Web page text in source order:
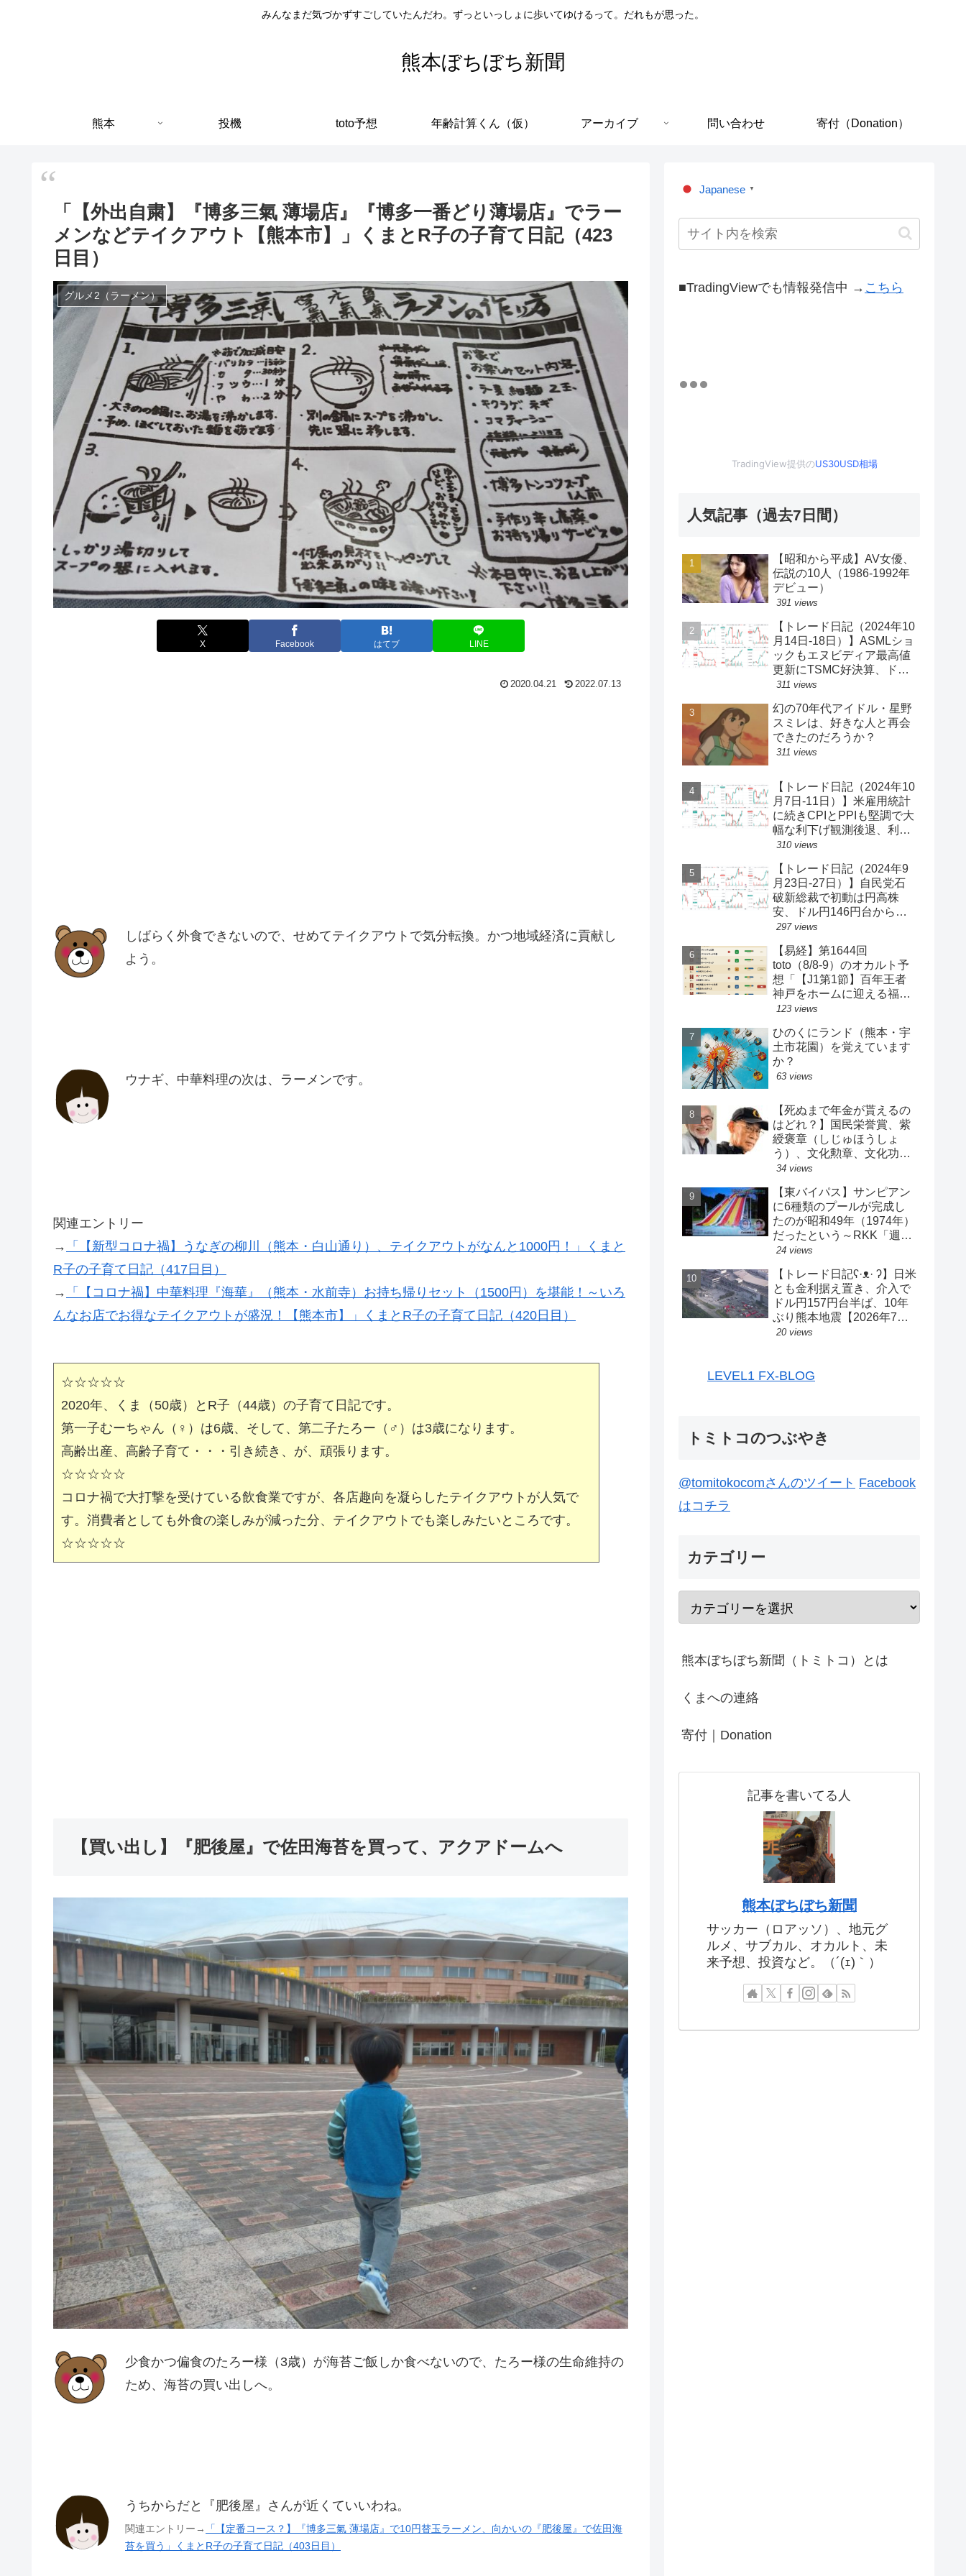
みんなまだ気づかずすごしていたんだわ。ずっといっしょに歩いてゆけるって。だれもが思った。
熊本ぼちぼち新聞
熊本 投機 toto予想 年齢計算くん（仮） アーカイブ 問い合わせ 寄付（Donation）
「【外出自粛】『博多三氣 薄場店』『博多一番どり薄場店』でラー
メンなどテイクアウト【熊本市】」くまとR子の子育て日記（423
日目）
グルメ2（ラーメン）
X Facebook はてブ LINE
2020.04.21 2022.07.13
しばらく外食できないので、せめてテイクアウトで気分転換。かつ地域経済に貢献し
よう。
ウナギ、中華料理の次は、ラーメンです。
関連エントリー
→
「【新型コロナ禍】うなぎの柳川（熊本・白山通り）、テイクアウトがなんと1000円！」くまと
R子の子育て日記（417日目）
→
「【コロナ禍】中華料理『海華』（熊本・水前寺）お持ち帰りセット（1500円）を堪能！～いろ
んなお店でお得なテイクアウトが盛況！【熊本市】」くまとR子の子育て日記（420日目）
☆☆☆☆☆
2020年、くま（50歳）とR子（44歳）の子育て日記です。
第一子むーちゃん（♀）は6歳、そして、第二子たろー（♂）は3歳になります。
高齢出産、高齢子育て・・・引き続き、が、頑張ります。
☆☆☆☆☆
コロナ禍で大打撃を受けている飲食業ですが、各店趣向を凝らしたテイクアウトが人気で
す。消費者としても外食の楽しみが減った分、テイクアウトでも楽しみたいところです。
☆☆☆☆☆
【買い出し】『肥後屋』で佐田海苔を買って、アクアドームへ
少食かつ偏食のたろー様（3歳）が海苔ご飯しか食べないので、たろー様の生命維持の
ため、海苔の買い出しへ。
うちからだと『肥後屋』さんが近くていいわね。
関連エントリー→
「【定番コース？】『博多三氣 薄場店』で10円替玉ラーメン、向かいの『肥後屋』で佐田海
苔を買う」くまとR子の子育て日記（403日目）
Japanese ▼
■TradingViewでも情報発信中 → こちら
TradingView提供のUS30USD相場
人気記事（過去7日間）
【昭和から平成】AV女優、
伝説の10人（1986-1992年
デビュー）
391 views
【トレード日記（2024年10
月14日-18日）】ASMLショ
ックもエヌビディア最高値
更新にTSMC好決算、ドル
円一時150円台、円安株高
340】
311 views
幻の70年代アイドル・星野
スミレは、好きな人と再会
できたのだろうか？
311 views
【トレード日記（2024年10
月7日-11日）】米雇用統計
に続きCPIとPPIも堅調で大
幅な利下げ観測後退、利回
り上昇・ドル買い、ダウと
円149円台【ゆるゆる投機
339】
310 views
【トレード日記（2024年9
月23日-27日）】自民党石
破新総裁で初動は円高株
安、ドル円146円台から一
気に142円台へ【ゆるゆる
297 views
【易経】第1644回
toto（8/8-9）のオカルト予
想「【J1第1節】百年王者
神戸をホームに迎える福岡
がまさかの…？！【J2第1
ルサ安部は？」
123 views
ひのくにランド（熊本・宇
土市花園）を覚えています
か？
63 views
【死ぬまで年金が貰えるの
はどれ？】国民栄誉賞、紫
綬褒章（しじゅほうしょ
う）、文化勲章、文化功労
者、芸術選奨…など【日本
34 views
【東バイパス】サンピアン
に6種類のプールが完成し
たのが昭和49年（1974年）
だったという～RKK「週刊
山崎くん」より
24 views
【トレード日記ʕ·ᴥ· ʔ】日米
とも金利据え置き、介入で
ドル円157円台半ば、10年
ぶり熊本地震【2026年7月
27日-31日｜投機433】
20 views
LEVEL1 FX-BLOG
トミトコのつぶやき
@tomitokocomさんのツイート Facebook
はコチラ
カテゴリー
熊本ぼちぼち新聞（トミトコ）とは
くまへの連絡
寄付｜Donation
記事を書いてる人
熊本ぼちぼち新聞
サッカー（ロアッソ）、地元グ
ルメ、サブカル、オカルト、未
来予想、投資など。（´(ｪ)｀）